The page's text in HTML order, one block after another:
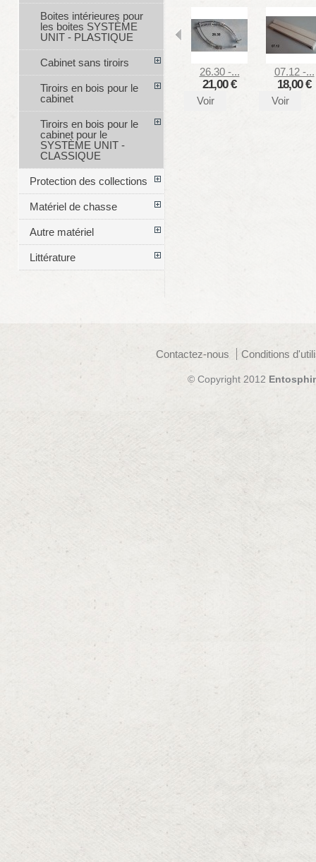
26.30 -...
21,00 €
Voir
07.12 -...
18,00 €
Voir
Boites intérieures pour
les boites SYSTÈME
UNIT - PLASTIQUE
Cabinet sans tiroirs
Tiroirs en bois pour le
cabinet
Tiroirs en bois pour le
cabinet pour le
SYSTÈME UNIT -
CLASSIQUE
Protection des collections
Matériel de chasse
Autre matériel
Littérature
Contactez-nous Conditions
© Copyright 2012